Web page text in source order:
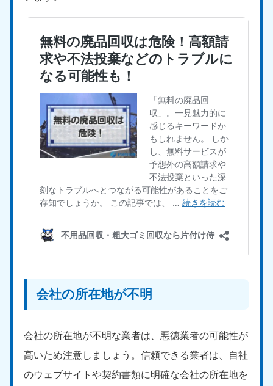
会社の所在地が不明
会社の所在地が不明な業者は、悪徳業者の可能性が
高いため注意しましょう。信頼できる業者は、自社
のウェブサイトや契約書類に明確な会社の所在地を